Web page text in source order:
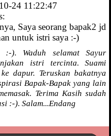
24 11:22:47
Saya seorang bapak2 jd
untuk istri saya :-)
:-). Waduh selamat Sayur
istri tercinta. Suami
dapur. Teruskan bakatnya
Bapak-Bapak yang lain
Terima Kasih sudah
:-). Salam...Endang